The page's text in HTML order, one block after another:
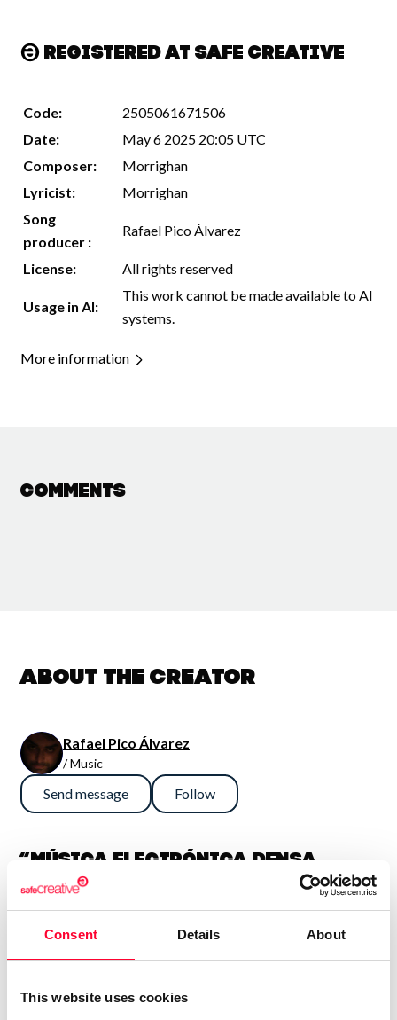
Consent Details About
This website uses cookies
Registered at Safe Creative
Code:
2505061671506
Date:
May 6 2025 20:05 UTC
Composer:
Morrighan
Lyricist:
Morrighan
Song
producer :
Rafael Pico Álvarez
License: All rights reserved
Usage in AI:
This work cannot be made available to AI
systems.
More information
Comments
About the creator
Rafael Pico Álvarez
/ Music
Send message Follow
“Música electrónica densa,
sinfónica y potente. En general
son así, aunque también me
gusta la guitarra fuerte, con lo
que algún tema es más bien hard